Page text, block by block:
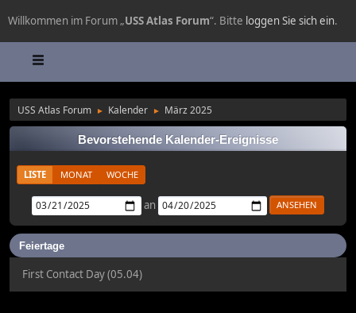
Willkommen im Forum „USS Atlas Forum“. Bitte loggen Sie sich ein.
USS Atlas Forum ► Kalender ► März 2025
Bevorstehende Kalender-Ereignisse
LISTE MONAT WOCHE
an
Feiertage
First Contact Day (05.04)